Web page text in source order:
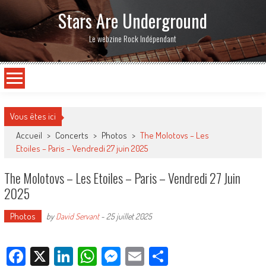
Stars Are Underground
Le webzine Rock Indépendant
Vous êtes ici
Accueil > Concerts > Photos > The Molotovs – Les
Etoiles – Paris – Vendredi 27 juin 2025
The Molotovs – Les Etoiles – Paris – Vendredi 27 Juin
2025
Photos byDavid Servant- 25 juillet 2025
Facebook
X LinkedIn
WhatsApp
Messenger
EmailPartager